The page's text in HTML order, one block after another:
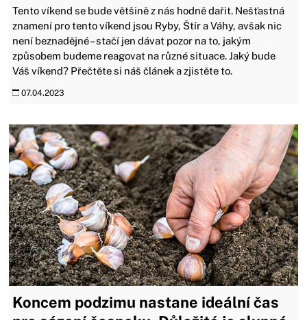
Tento víkend se bude většině z nás hodně dařit. Nešťastná
znamení pro tento víkend jsou Ryby, Štír a Váhy, avšak nic
není beznadějné – stačí jen dávat pozor na to, jakým
způsobem budeme reagovat na různé situace. Jaký bude
Váš víkend? Přečtěte si náš článek a zjistěte to.
07.04.2023
Koncem podzimu nastane ideální čas